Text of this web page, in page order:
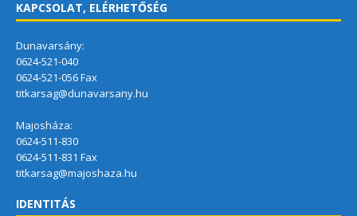
KAPCSOLAT, ELÉRHETŐSÉG
Dunavarsány:
0624-521-040
0624-521-056 Fax
titkarsag@dunavarsany.hu
Majosháza:
0624-511-830
0624-511-831 Fax
titkarsag@majoshaza.hu
IDENTITÁS